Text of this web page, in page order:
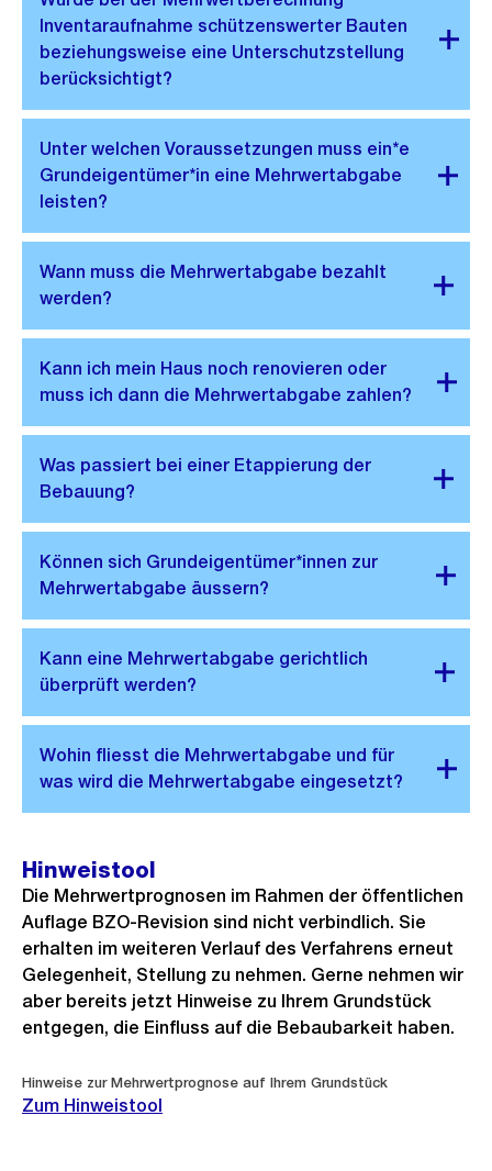
Hinweistool
Die Mehrwertprognosen im Rahmen der öffentlichen
Auflage BZO-Revision sind nicht verbindlich. Sie
erhalten im weiteren Verlauf des Verfahrens erneut
Gelegenheit, Stellung zu nehmen. Gerne nehmen wir
aber bereits jetzt Hinweise zu Ihrem Grundstück
entgegen, die Einfluss auf die Bebaubarkeit haben.
Hinweise zur Mehrwertprognose auf Ihrem Grundstück
Zum Hinweistool